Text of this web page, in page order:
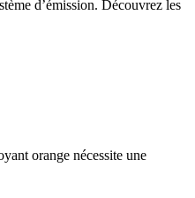
d’émission. Découvrez les
orange nécessite une